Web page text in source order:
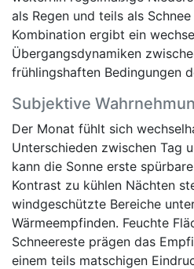
als Regen und teils als
Kombination ergibt ein
Übergangsdynamiken
frühlingshaften Bedingungen
Subjektive
Der Monat fühlt sich
Unterschieden zwischen Tag
kann die Sonne erste
Kontrast zu kühlen Nächten
windgeschützte Bereiche
Wärmeempfinden. Feuchte
Schneereste prägen das
einem teils matschigen